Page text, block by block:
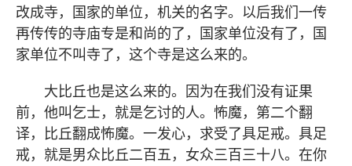
改成寺，国家的单位，机关的名字。以后我们一传
再传传的寺庙专是和尚的了，国家单位没有了，国
家单位不叫寺了，这个寺是这么来的。
大比丘也是这么来的。因为在我们没有证果
前，他叫乞士，就是乞讨的人。怖魔，第二个翻
译，比丘翻成怖魔。一发心，求受了具足戒。具足
戒，就是男众比丘二百五，女众三百三十八。在你